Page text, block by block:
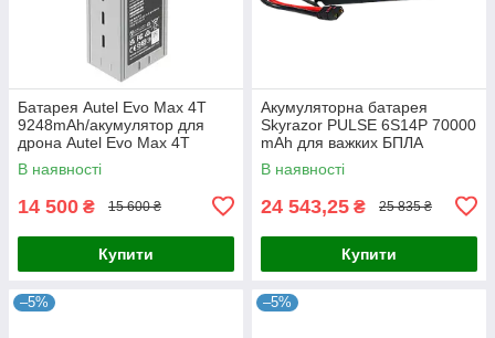
Батарея Autel Evo Max 4T
9248mAh/акумулятор для
дрона Autel Evo Max 4T
В наявності
14 500 ₴ 15 600 ₴
Купити
Акумуляторна батарея
Skyrazor PULSE 6S14P 70000
mAh для важких БПЛА
Vampire / «Баба Яга»
(Samsung 21700-50S, 6AWG,
В наявності
24 543,25 ₴ 25 835 ₴
Купити
–5% –5%